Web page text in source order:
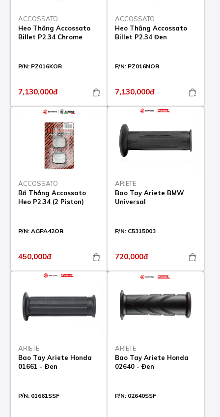
ACCOSSATO
Heo Thắng Accossato
Billet P2.34 Chrome
P/N: PZ016KOR
7,130,000đ
ACCOSSATO
Heo Thắng Accossato
Billet P2.34 Đen
P/N: PZ016NOR
7,130,000đ
ACCOSSATO
Bố Thắng Accossato
Heo P2.34 (2 Piston)
P/N: AGPA42OR
450,000đ
ARIETE
Bao Tay Ariete BMW
Universal
P/N: C5315003
720,000đ
ARIETE
Bao Tay Ariete Honda
01661 - Đen
P/N: 01661SSF
ARIETE
Bao Tay Ariete Honda
02640 - Đen
P/N: 02640SSF